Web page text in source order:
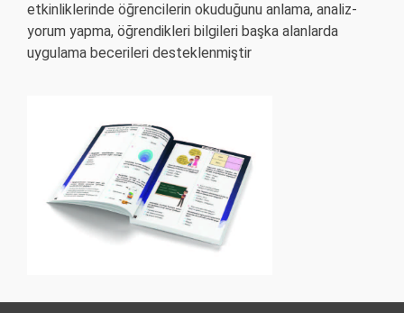
etkinliklerinde öğrencilerin okuduğunu anlama, analiz-
yorum yapma, öğrendikleri bilgileri başka alanlarda
uygulama becerileri desteklenmiştir